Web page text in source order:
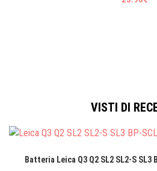
VISTI DI
Batteria Leica Q3 Q2 SL2 SL2-S SL3